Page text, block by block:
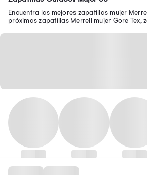
Encuentra las mejores zapatillas mujer
próximas zapatillas Merrell mujer Gore Tex,